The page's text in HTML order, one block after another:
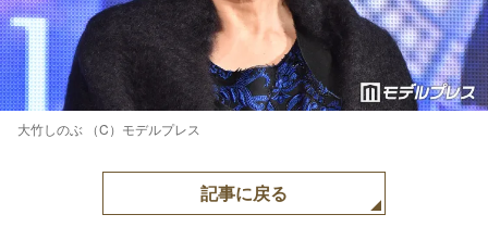
大竹しのぶ （C）モデルプレス
記事に戻る